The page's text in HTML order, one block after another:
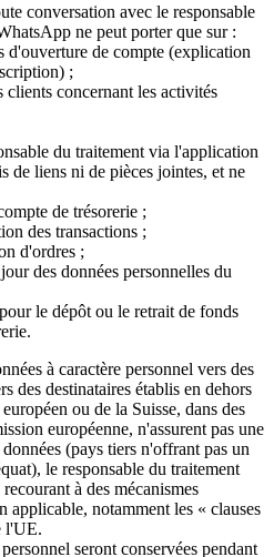
conversation avec le responsable
ne peut porter que sur :
d'ouverture de compte (explication
;
clients concernant les activités
du traitement via l'application
de liens ni de pièces jointes, et ne
de trésorerie ;
des transactions ;
d'ordres ;
des données personnelles du
le dépôt ou le retrait de fonds
à caractère personnel vers des
des destinataires établis en dehors
ou de la Suisse, dans des
européenne, n'assurent pas une
(pays tiers n'offrant pas un
le responsable du traitement
à des mécanismes
applicable, notamment les « clauses
l'UE.
seront conservées pendant